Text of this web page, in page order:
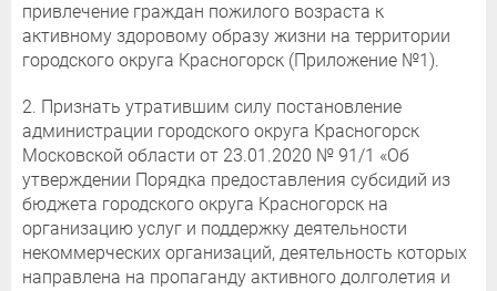
привлечение граждан пожилого возраста к
активному здоровому образу жизни на территории
городского округа Красногорск (Приложение №1).
2. Признать утратившим силу постановление
администрации городского округа Красногорск
Московской области от 23.01.2020 № 91/1 «Об
утверждении Порядка предоставления субсидий из
бюджета городского округа Красногорск на
организацию услуг и поддержку деятельности
некоммерческих организаций, деятельность которых
направлена на пропаганду активного долголетия и